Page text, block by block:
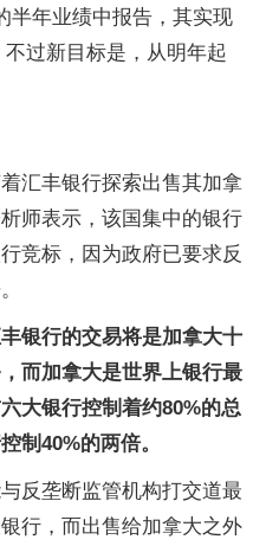
半年业绩中报告，其实现
过新目标是，从明年起
汇丰银行探索出售其加拿
师表示，该国集中的银行
竞标，因为政府已要求反
银行的交易将是加拿大十
而加拿大是世界上银行最
大银行控制着约80%的总
制40%的两倍。
反垄断监管机构打交道最
行，而出售给加拿大之外